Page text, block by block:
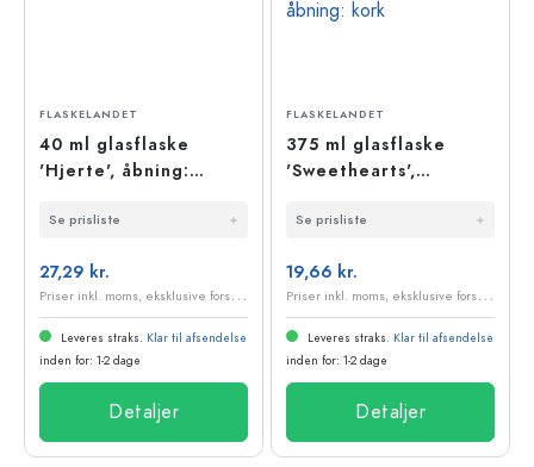
FLASKELANDET
40 ml glasflaske
'Hjerte', åbning:
Se prisliste
27,29 kr.
P
riser inkl. moms, eksklusive forsendelsesomkostninger
Leveres straks. Klar til afsendelse
inden for: 1-2 dage
Detaljer
FLASKELANDET
375 ml glasflaske
'Sweethearts',
kongeblå, åbning:
Se prisliste
19,66 kr.
P
riser inkl. moms, eksklusive forsendelsesomkostninger
Leveres straks. Klar til afsendelse
inden for: 1-2 dage
Detaljer